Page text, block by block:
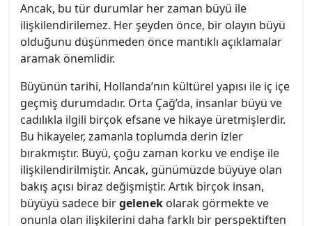
Ancak, bu tür durumlar her zaman büyü ile
ilişkilendirilemez. Her şeyden önce, bir olayın büyü
olduğunu düşünmeden önce mantıklı açıklamalar
aramak önemlidir.
Büyünün tarihi, Hollanda’nın kültürel yapısı ile iç içe
geçmiş durumdadır. Orta Çağ’da, insanlar büyü ve
cadılıkla ilgili birçok efsane ve hikaye üretmişlerdir.
Bu hikayeler, zamanla toplumda derin izler
bırakmıştır. Büyü, çoğu zaman korku ve endişe ile
ilişkilendirilmiştir. Ancak, günümüzde büyüye olan
bakış açısı biraz değişmiştir. Artık birçok insan,
büyüyü sadece birgelenek olarak görmekte ve
onunla olan ilişkilerini daha farklı bir perspektiften